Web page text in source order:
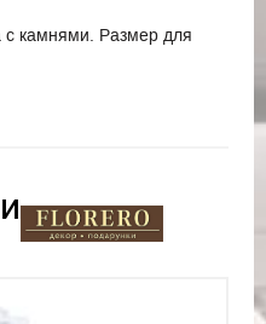
с камнями. Размер для